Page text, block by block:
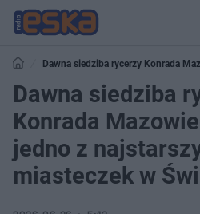
Dawna siedziba rycerzy Konrada
miasteczek w Świętokrzyskiem
Dawna siedziba
Konrada
jedno z
miasteczek w